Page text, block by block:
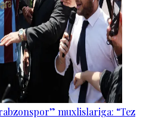
muxlislariga: “Tez